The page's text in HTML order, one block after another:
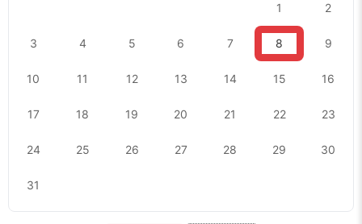
1 2
3 4 5 6 7 8 9
10 11 12 13 14 15 16
17 18 19 20 21 22 23
24 25 26 27 28 29 30
31